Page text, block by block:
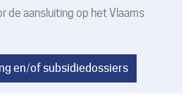
de aansluiting op het Vlaams
en/of subsidiedossiers